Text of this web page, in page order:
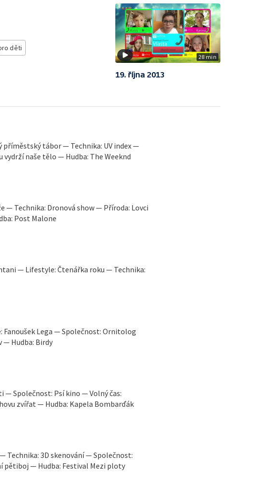
děti
28 min
19. října 2013
tábor — Technika: UV index —
naše tělo — Hudba: The Weeknd
— Technika: Dronová show — Příroda: Lovci
Post Malone
— Lifestyle: Čtenářka roku — Technika:
Lega — Společnost: Ornitolog
— Hudba: Birdy
— Společnost: Psí kino — Volný čas:
zvířat — Hudba: Kapela Bombarďák
Technika: 3D skenování — Společnost:
pětiboj — Hudba: Festival Mezi ploty